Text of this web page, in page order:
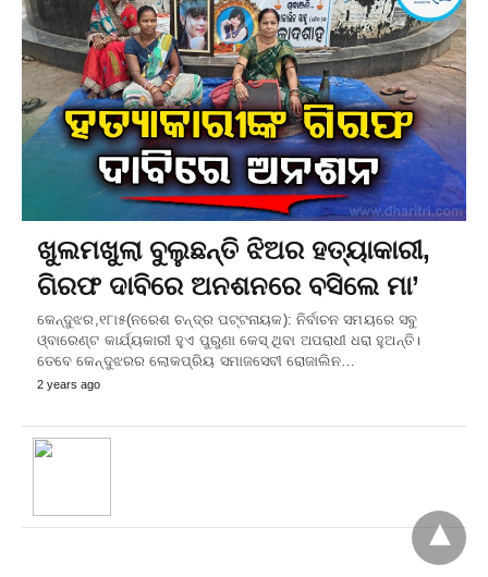
ଖୁଲମଖୁଲା ବୁଲୁଛନ୍ତି ଝିଅର ହତ୍ୟାକାରୀ,
ଗିରଫ ଦାବିରେ ଅନଶନରେ ବସିଲେ ମା’
କେନ୍ଦୁଝର,୧୮ା୫(ନରେଶ ଚନ୍ଦ୍ର ପଟ୍ଟନାୟକ): ନିର୍ବାଚନ ସମୟରେ ସବୁ
ଓ୍ବାରେଣ୍ଟ କାର୍ଯ୍ୟକାରୀ ହୁଏ ପୁରୁଣା କେସ୍‌ ଥିବା ଅପରାଧୀ ଧରା ହୁଅନ୍ତି।
ତେବେ କେନ୍ଦୁଝରର ଲୋକପ୍ରିୟ ସମାଜସେବୀ ରୋଜାଲିନ…
2 years ago